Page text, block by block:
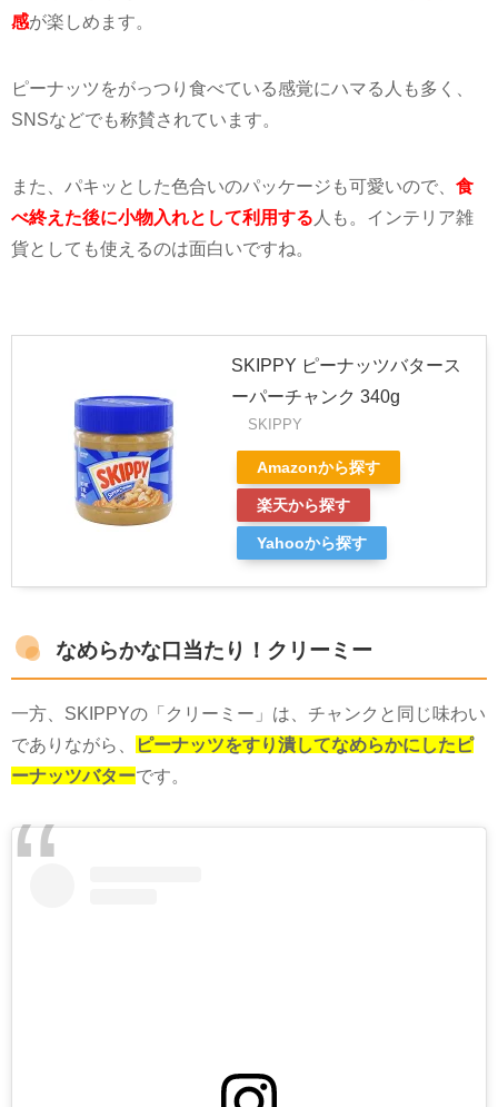
感が楽しめます。
ピーナッツをがっつり食べている感覚にハマる人も多く、
SNSなどでも称賛されています。
また、パキッとした色合いのパッケージも可愛いので、 食
べ終えた後に小物入れとして利用する 人も。インテリア雑
貨としても使えるのは面白いですね。
SKIPPY ピーナッツバタース
ーパーチャンク 340g
SKIPPY
Amazonから探す
楽天から探す
Yahooから探す
なめらかな口当たり！クリーミー
一方、 SKIPPYの「クリーミー」は、チャンクと同じ味わい
でありながら、
ピーナッツをすり潰してなめらかにしたピ
ーナッツバターです。